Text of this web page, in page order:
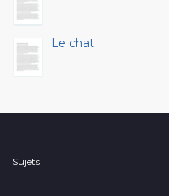
Le chat
Sujets